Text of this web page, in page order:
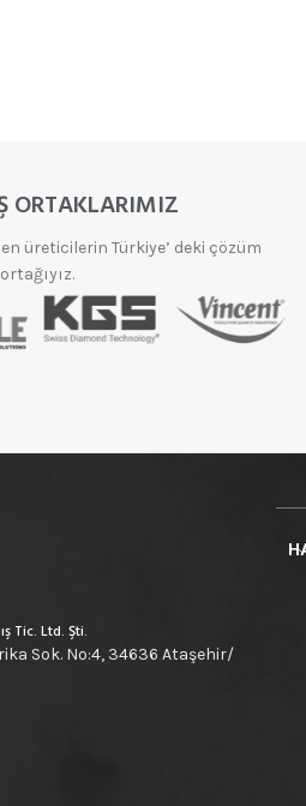
ORTAKLARIMIZ
üreticilerin Türkiye’ deki çözüm
ortağıyız.
Tic. Ltd. Şti.
Sok. No:4, 34636 Ataşehir/